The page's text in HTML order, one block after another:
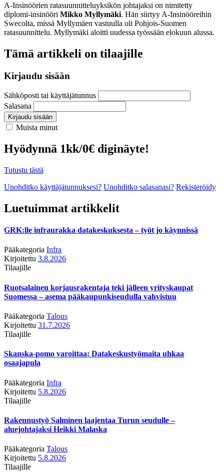
A-Insinöörien ratasuunnitteluyksikön johtajaksi on nimitetty
diplomi-insinööri Mikko Myllymäki. Hän siirtyy A-Insinööreihin
Swecolta, missä Myllymäen vastuulla oli Pohjois-Suomen
ratasuunnittelu. Myllymäki aloitti uudessa työssään elokuun alussa.
Tämä artikkeli on tilaajille
Kirjaudu sisään
Sähköposti tai käyttäjätunnus
Salasana
Kirjaudu sisään
Muista minut
Hyödynnä 1kk/0€ diginäyte!
Tutustu tästä
Unohditko käyttäjätunnuksesi? Unohditko salasanasi? Rekisteröidy
Luetuimmat artikkelit
GRK:lle infraurakka datakeskuksesta – työt jo käynnissä
Pääkategoria Infra
Kirjoitettu 3.8.2026
Tilaajille
Ruotsalainen korjausrakentaja teki jälleen yrityskaupat
Suomessa – asema pääkaupunkiseudulla vahvistuu
Pääkategoria Talous
Kirjoitettu 31.7.2026
Tilaajille
Skanska-pomo varoittaa: Datakeskustyömaita uhkaa
osaajapula
Pääkategoria Infra
Kirjoitettu 5.8.2026
Tilaajille
Rakennustyö Salminen laajentaa Turun seudulle –
aluejohtajaksi Heikki Malaska
Pääkategoria Talous
Kirjoitettu 5.8.2026
Tilaajille